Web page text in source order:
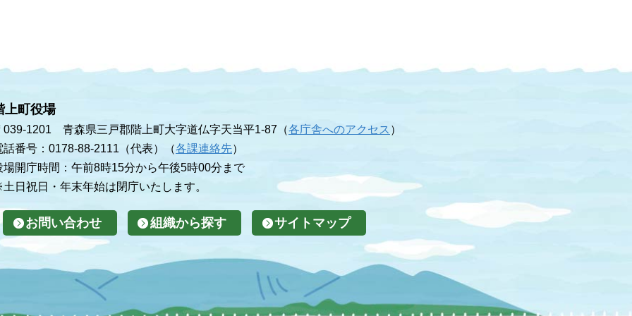
上町役場
039-1201 青森県三戸郡階上町大字道仏字天当平1-87（各庁舎へのアクセス ）
話番号：0178-88-2111（代表）（各課連絡先）
場開庁時間：午前8時15分から午後5時00分まで
日祝日・年末年始は閉庁いたします。
お問い合わせ 組織から探す サイトマップ